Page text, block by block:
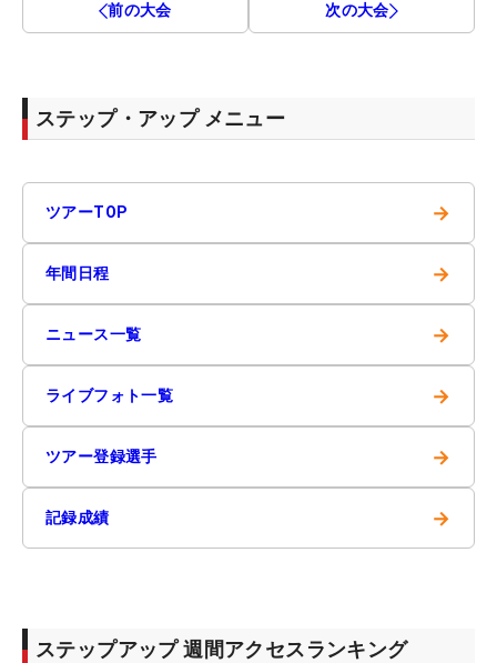
前の大会 次の大会
ステップ・アップ メニュー
ツアーTOP →
年間日程 →
ニュース一覧 →
ライブフォト一覧 →
ツアー登録選手 →
記録成績 →
ステップアップ 週間アクセスランキング